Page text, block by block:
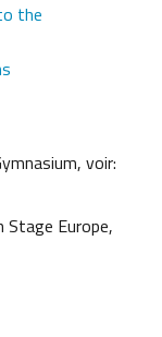
the
voir:
Stage Europe,